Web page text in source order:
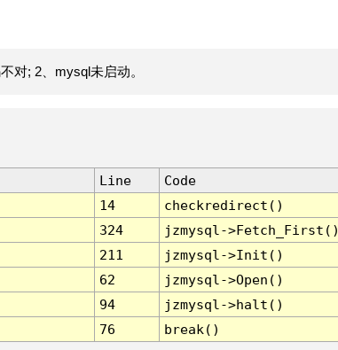
对; 2、mysql未启动。
Line
Code
14
checkredirect()
324
jzmysql-
211
jzmysql->Init()
62
jzmysql->Open()
94
jzmysql->halt()
76 break()